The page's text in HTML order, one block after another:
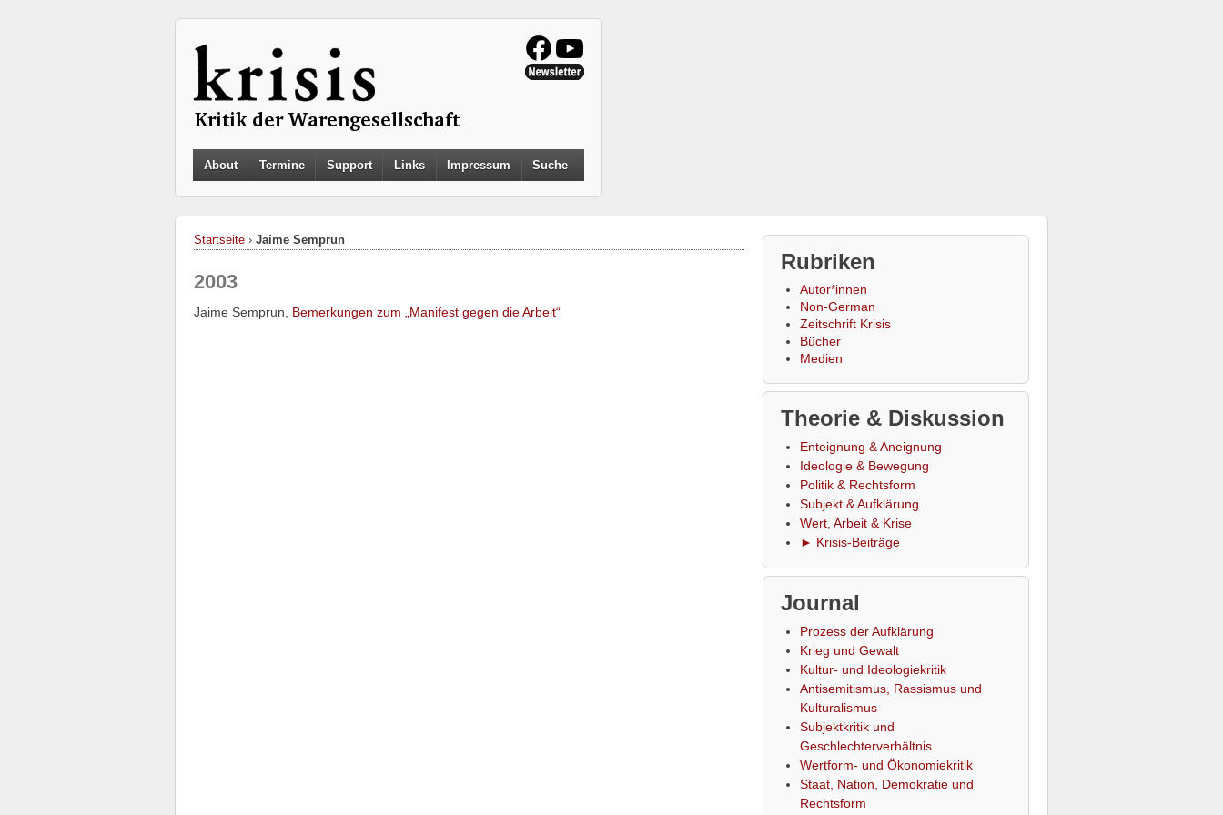
About Termine Support Links Impressum Suche
Startseite › Jaime Semprun
2003
Jaime Semprun, Bemerkungen zum „Manifest gegen die Arbeit“
Rubriken
Autor*innen
Non-German
Zeitschrift Krisis
Bücher
Medien
Theorie & Diskussion
Enteignung & Aneignung
Ideologie & Bewegung
Politik & Rechtsform
Subjekt & Aufklärung
Wert, Arbeit & Krise
► Krisis-Beiträge
Journal
Prozess der Aufklärung
Krieg und Gewalt
Kultur- und Ideologiekritik
Antisemitismus, Rassismus und
Kulturalismus
Subjektkritik und
Geschlechterverhältnis
Wertform- und Ökonomiekritik
Staat, Nation, Demokratie und
Rechtsform